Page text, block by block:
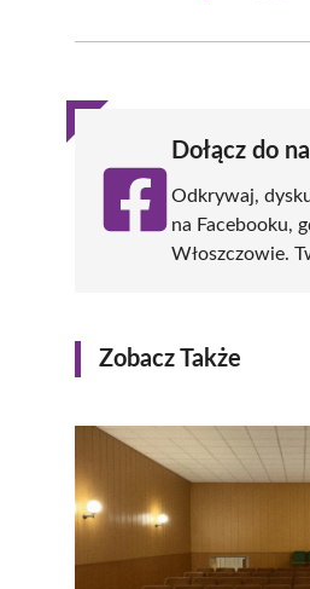
Dołącz do
Odkrywaj,
na Facebooku,
Włoszczowie.
Zobacz Także